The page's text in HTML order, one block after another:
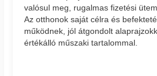
valósul meg, rugalmas fizetési
Az otthonok saját célra és
működnek, jól átgondolt
értékálló műszaki tartalommal.